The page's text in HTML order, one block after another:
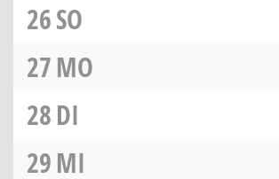
26SO
27MO
28DI
29MI